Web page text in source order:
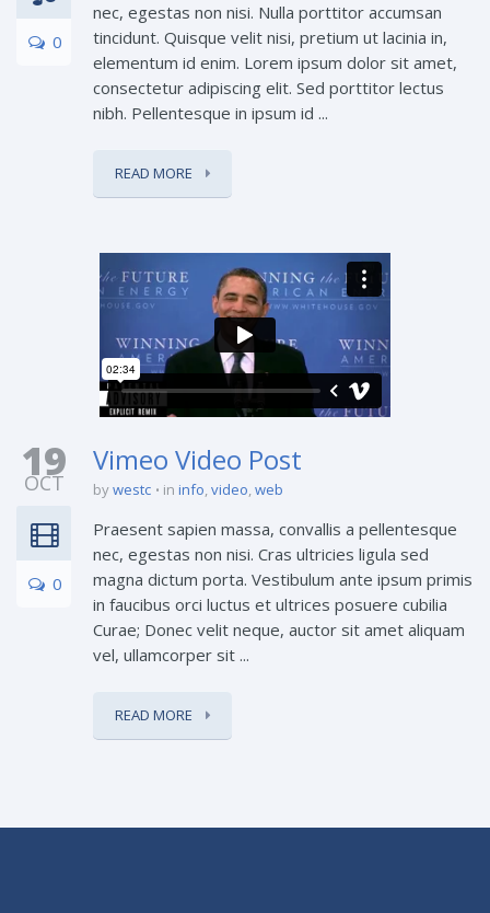
0
nec, egestas non nisi. Nulla porttitor accumsan
tincidunt. Quisque velit nisi, pretium ut lacinia in,
elementum id enim. Lorem ipsum dolor sit amet,
consectetur adipiscing elit. Sed porttitor lectus
nibh. Pellentesque in ipsum id ...
READ MORE
19
OCT
0
Vimeo Video Post
bywestc in info,video,web
Praesent sapien massa, convallis a pellentesque
nec, egestas non nisi. Cras ultricies ligula sed
magna dictum porta. Vestibulum ante ipsum primis
in faucibus orci luctus et ultrices posuere cubilia
Curae; Donec velit neque, auctor sit amet aliquam
vel, ullamcorper sit ...
READ MORE